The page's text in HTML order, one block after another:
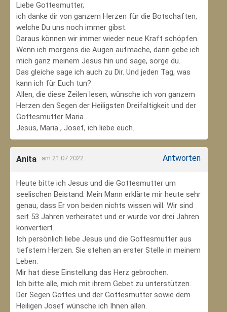
Liebe Gottesmutter,
ich danke dir von ganzem Herzen für die Botschaften,
welche Du uns noch immer gibst.
Daraus können wir immer wieder neue Kraft schöpfen.
Wenn ich morgens die Augen aufmache, dann gebe ich
mich ganz meinem Jesus hin und sage, sorge du.
Das gleiche sage ich auch zu Dir. Und jeden Tag, was
kann ich für Euch tun?
Allen, die diese Zeilen lesen, wünsche ich von ganzem
Herzen den Segen der Heiligsten Dreifaltigkeit und der
Gottesmutter Maria.
Jesus, Maria , Josef, ich liebe euch.
Anita am 21.07.2022 Antworten
Heute bitte ich Jesus und die Gottesmutter um
seelischen Beistand. Mein Mann erklärte mir heute sehr
genau, dass Er von beiden nichts wissen will. Wir sind
seit 53 Jahren verheiratet und er wurde vor drei Jahren
konvertiert.
Ich persönlich liebe Jesus und die Gottesmutter aus
tiefstem Herzen. Sie stehen an erster Stelle in meinem
Leben.
Mir hat diese Einstellung das Herz gebrochen.
Ich bitte alle, mich mit ihrem Gebet zu unterstützen.
Der Segen Gottes und der Gottesmutter sowie dem
Heiligen Josef wünsche ich Ihnen allen.